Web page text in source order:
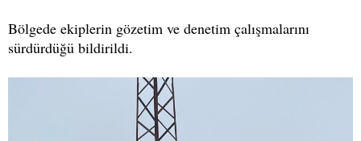
Bölgede ekiplerin gözetim ve denetim çalışmalarını
sürdürdüğü bildirildi.